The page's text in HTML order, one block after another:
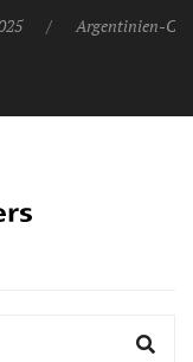
Argentinien-Chile-